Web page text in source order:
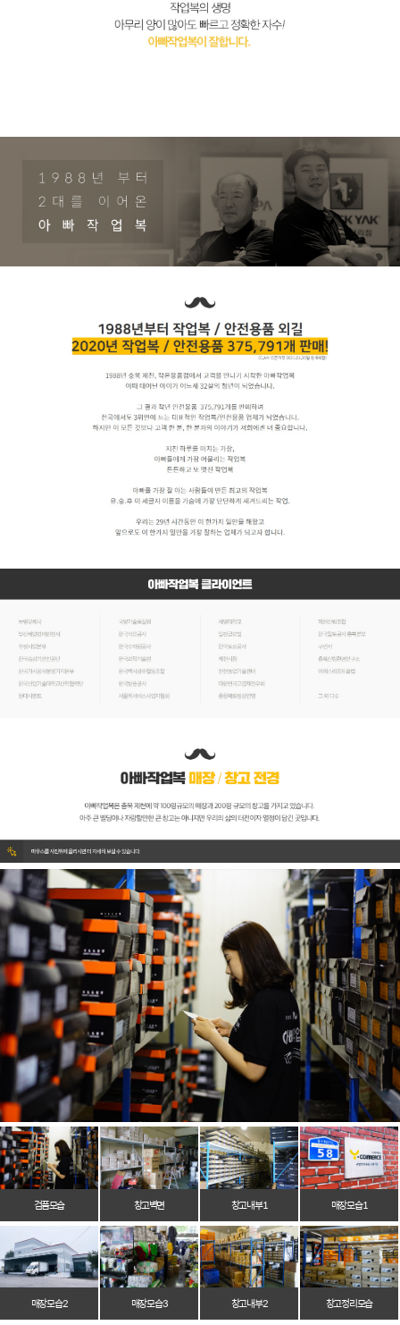
검품모습 창고벽면 창고 내부 1 매장 모습 1
매장 모습 2 매장 모습 3 창고 내부 2 창고 정리 모습